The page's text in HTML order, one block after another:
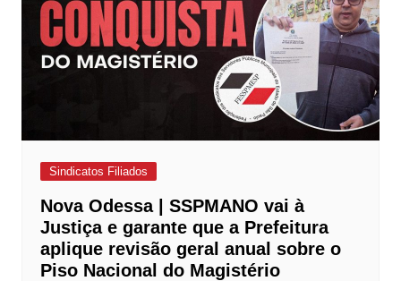
Sindicatos Filiados
Nova Odessa | SSPMANO vai à
Justiça e garante que a Prefeitura
aplique revisão geral anual sobre o
Piso Nacional do Magistério